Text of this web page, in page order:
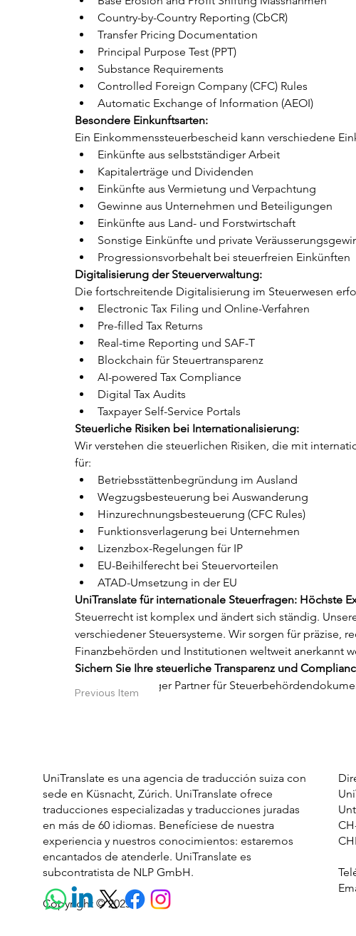
Country-by-Country Reporting (CbCR)
Transfer Pricing Documentation
Principal Purpose Test (PPT)
Substance Requirements
Controlled Foreign Company (CFC) Rules
Automatic Exchange of Information (AEOI)
Besondere Einkunftsarten:
Ein Einkommenssteuerbescheid kann verschiedene
Einkünfte aus selbstständiger Arbeit
Kapitalerträge und Dividenden
Einkünfte aus Vermietung und Verpachtung
Gewinne aus Unternehmen und Beteiligungen
Einkünfte aus Land- und Forstwirtschaft
Sonstige Einkünfte und private
Progressionsvorbehalt bei steuerfreien Einkünften
Digitalisierung der Steuerverwaltung:
Die fortschreitende Digitalisierung im Steuerwesen
Electronic Tax Filing und Online-Verfahren
Pre-filled Tax Returns
Real-time Reporting und SAF-T
Blockchain für Steuertransparenz
AI-powered Tax Compliance
Digital Tax Audits
Taxpayer Self-Service Portals
Steuerliche Risiken bei Internationalisierung:
Wir verstehen die steuerlichen Risiken, die mit
für:
Betriebsstättenbegründung im Ausland
Wegzugsbesteuerung bei Auswanderung
Hinzurechnungsbesteuerung (CFC Rules)
Funktionsverlagerung bei Unternehmen
Lizenzbox-Regelungen für IP
EU-Beihilferecht bei Steuervorteilen
ATAD-Umsetzung in der EU
UniTranslate für internationale Steuerfragen: Höchste
Steuerrecht ist komplex und ändert sich ständig.
verschiedener Steuersysteme. Wir sorgen für präzise,
Finanzbehörden und Institutionen weltweit anerkannt
Sichern Sie Ihre steuerliche Transparenz und
vertrauenswürdiger Partner für
Previous Item
UniTranslate es una agencia de traducción suiza con
sede en Küsnacht, Zúrich. UniTranslate ofrece
traducciones especializadas y traducciones juradas
en más de 60 idiomas. Benefíciese de nuestra
experiencia y nuestros conocimientos: estaremos
encantados de atenderle. UniTranslate es
subcontratista de NLP GmbH.
Copyright © 2025.